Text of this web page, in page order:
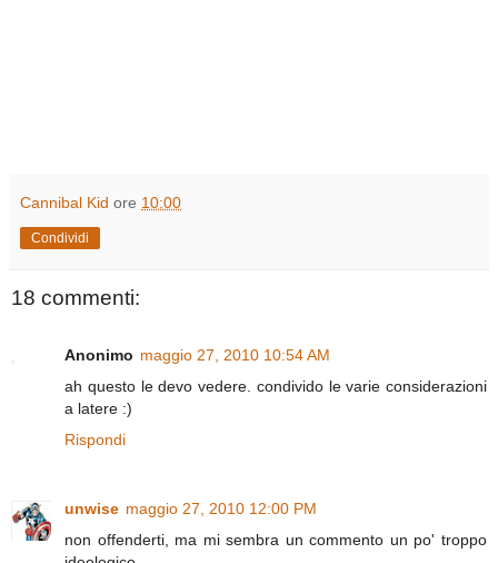
Cannibal Kid ore 10:00
Condividi
18 commenti:
Anonimo maggio 27, 2010 10:54 AM
ah questo le devo vedere. condivido le varie considerazioni
a latere :)
Rispondi
unwise maggio 27, 2010 12:00 PM
non offenderti, ma mi sembra un commento un po' troppo